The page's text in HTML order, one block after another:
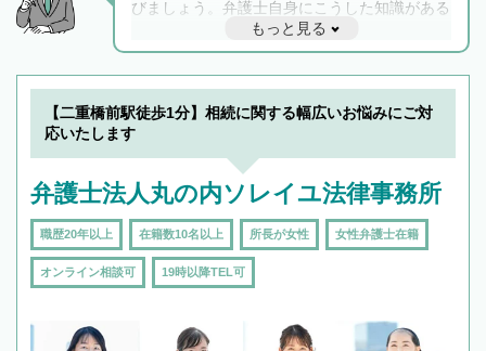
びましょう。弁護士自身にこうした知識がある
と他士業との連携もスムーズに進み、トラブル
解決のみならず相続をトータルで任せることが
できます。また、相続は感情がからむ分野なの
でフィーリングも重要です。実際に電話や面談
で複数の弁護士と会話をしてウマが合う方に依
もっと見る
【二重橋前駅徒歩1分】相続に関する幅広いお悩みにご対
応いたします
弁護士法人丸の内ソレイユ法律事務所
職歴20年以上 在籍数10名以上 所長が女性 女性弁護士在籍
オンライン相談可 19時以降TEL可